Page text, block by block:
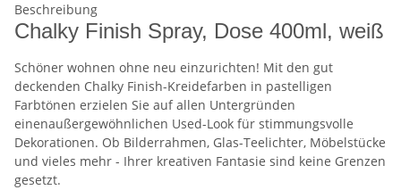
Beschreibung
Chalky Finish Spray, Dose 400ml, weiß
Schöner wohnen ohne neu einzurichten! Mit den gut
deckenden Chalky Finish-Kreidefarben in pastelligen
Farbtönen erzielen Sie auf allen Untergründen
einenaußergewöhnlichen Used-Look für stimmungsvolle
Dekorationen. Ob Bilderrahmen, Glas-Teelichter, Möbelstücke
und vieles mehr - Ihrer kreativen Fantasie sind keine Grenzen
gesetzt.